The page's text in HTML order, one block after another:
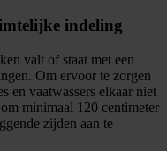
indeling
valt of staat met een
Om ervoor te zorgen
en vaatwassers elkaar niet
minimaal 120 centimeter
zijden aan te